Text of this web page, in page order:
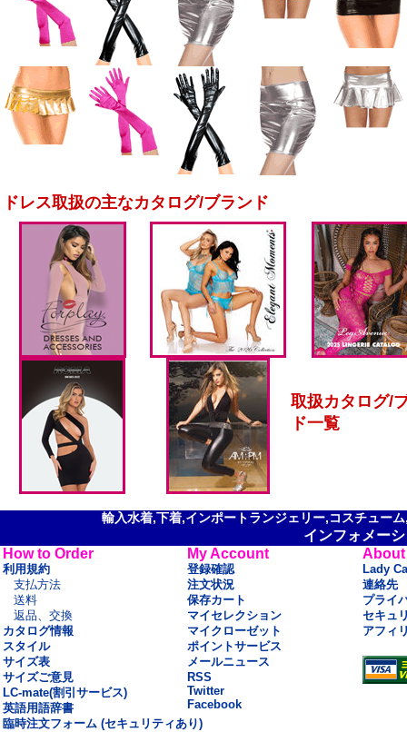
ドレス取扱の主なカタログ/ブランド
取扱カタログ/
ド一覧
輸入水着,下着,インポートランジェリー,コスチュー
インフォメー
How to Order
利用規約
支払方法
送料
返品、交換
カタログ情報
スタイル
サイズ表
サイズご意見
LC-mate(割引サービス)
英語用語辞書
My Account
登録確認
注文状況
保存カート
マイセレクション
マイクローゼット
ポイントサービス
メールニュース
RSS
Twitter
Facebook
About
Lady
連絡先
プライ
セキュ
アフィ
臨時注文フォーム (セキュリティあり)